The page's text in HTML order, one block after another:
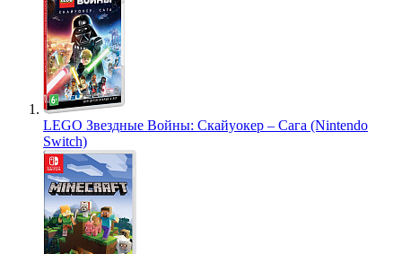
LEGO Звездные Войны: Скайуокер – Сага (Nintendo
Switch)